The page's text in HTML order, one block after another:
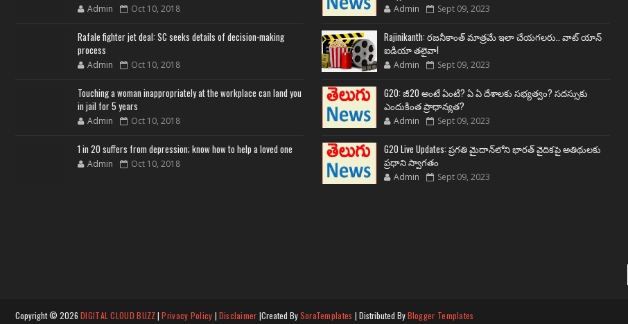
Admin Oct 10, 2018
Rafale fighter jet deal: SC seeks details of decision-making
process
Admin Oct 10, 2018
Touching a woman inappropriately at the workplace can land you
in jail for 5 years
Admin Oct 10, 2018
1 in 20 suffers from depression; know how to help a loved one
Admin Oct 10, 2018
Admin Sept 09, 2023
Rajinikanth: రజనీకాంత్ మాత్రమే ఇలా చేయగలరు.. వాట్ యాన్
ఐడియా తలైవా!
Admin Sept 09, 2023
G20: జీ20 అంటే ఏంటి? ఏ ఏ దేశాలకు సభ్యత్వం? సదస్సుకు
ఎందుకింత ప్రాధాన్యత?
Admin Sept 09, 2023
G20 Live Updates: ప్రగతి మైదాన్‌లోని భారత్ వైదికపై అతిథులకు
ప్రధాని స్వాగతం
Admin Sept 09, 2023
Copyright © 2026 DIGITAL CLOUD BUZZ|Privacy Policy | Disclaimer |Created BySoraTemplates | Distributed ByBlogger Templates